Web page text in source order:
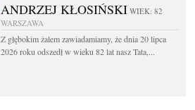
ANDRZEJ KŁOSIŃSKI WIEK: 82
WARSZAWA
Z głębokim żalem zawiadamiamy, że dnia 20 lipca
2026 roku odszedł w wieku 82 lat nasz Tata,...